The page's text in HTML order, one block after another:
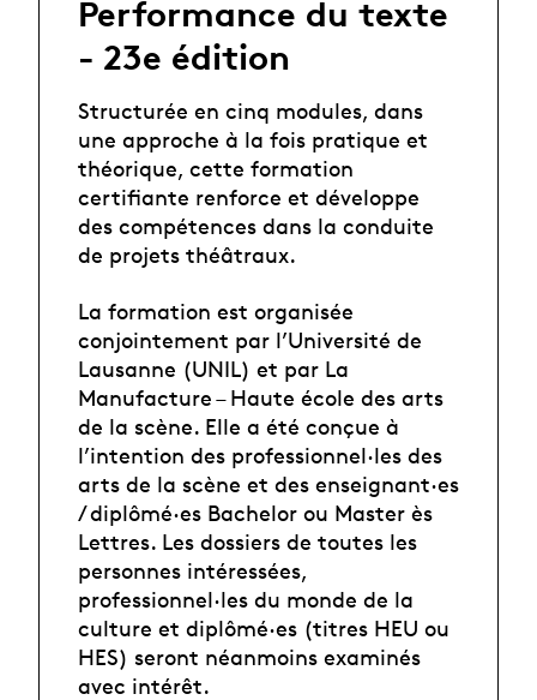
Performance du texte
- 23e édition
Structurée en cinq modules, dans
une approche à la fois pratique et
théorique, cette formation
certifiante renforce et développe
des compétences dans la conduite
de projets théâtraux.
La formation est organisée
conjointement par l’Université de
Lausanne (UNIL) et par La
Manufacture – Haute école des arts
de la scène. Elle a été conçue à
l’intention des professionnel·les des
arts de la scène et des enseignant·es
/ diplômé·es Bachelor ou Master ès
Lettres. Les dossiers de toutes les
personnes intéressées,
professionnel·les du monde de la
culture et diplômé·es (titres HEU ou
HES) seront néanmoins examinés
avec intérêt.